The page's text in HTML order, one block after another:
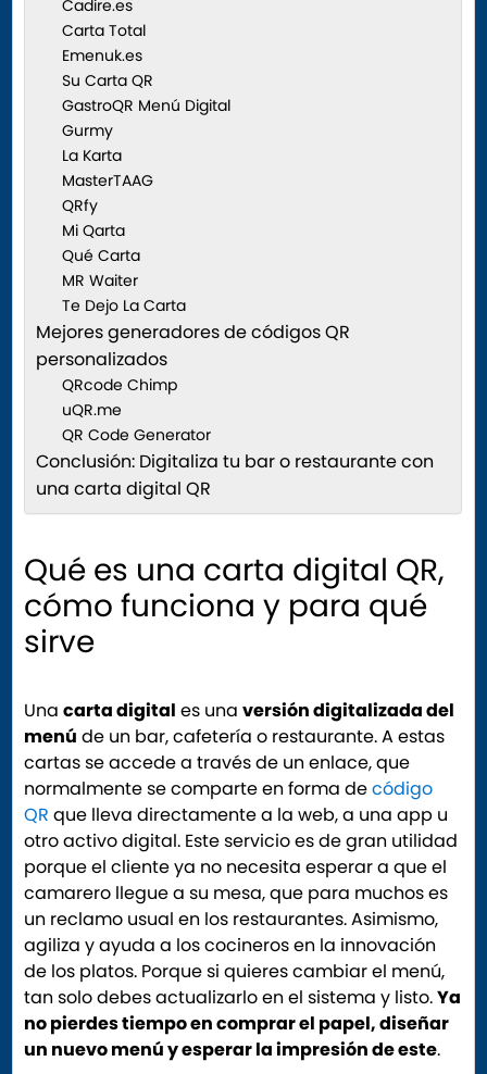
Cadire.es
Carta Total
Emenuk.es
Su Carta QR
GastroQR Menú Digital
Gurmy
La Karta
MasterTAAG
QRfy
Mi Qarta
Qué Carta
MR Waiter
Te Dejo La Carta
Mejores generadores de códigos QR
personalizados
QRcode Chimp
uQR.me
QR Code Generator
Conclusión: Digitaliza tu bar o restaurante con
una carta digital QR
Qué es una carta digital QR,
cómo funciona y para qué
sirve
Unacarta digital es unaversión digitalizada del
menú de un bar, cafetería o restaurante. A estas
cartas se accede a través de un enlace, que
normalmente se comparte en forma decódigo
QR que lleva directamente a la web, a una app u
otro activo digital. Este servicio es de gran utilidad
porque el cliente ya no necesita esperar a que el
camarero llegue a su mesa, que para muchos es
un reclamo usual en los restaurantes. Asimismo,
agiliza y ayuda a los cocineros en la innovación
de los platos. Porque si quieres cambiar el menú,
tan solo debes actualizarlo en el sistema y listo.Ya
no pierdes tiempo en comprar el papel, diseñar
un nuevo menú y esperar la impresión de este.